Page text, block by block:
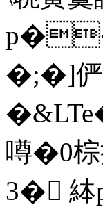
�;�]
噂�0棕
3� 絊